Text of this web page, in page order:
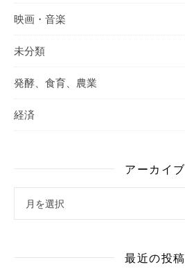
映画・音楽
未分類
発酵、食育、農業
経済
アーカイブ
最近の投稿